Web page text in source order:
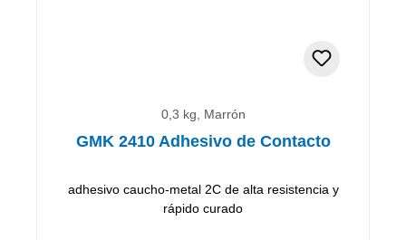
0,3 kg, Marrón
GMK 2410 Adhesivo de Contacto
adhesivo caucho-metal 2C de alta resistencia y
rápido curado